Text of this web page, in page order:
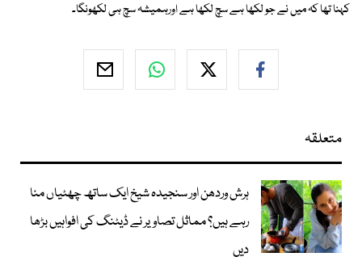
کہنا تھا کہ میں نے جو لکھا ہے سچ لکھا ہے اورہمیشہ سچ ہی لکھونگا۔
متعلقہ
ہرش وردھن اور سنجیدہ شیخ ایک ساتھ چھٹیاں منا
رہے ہیں؟ مماثل تصاویر نے ڈیٹنگ کی افواہیں بڑھا
دیں